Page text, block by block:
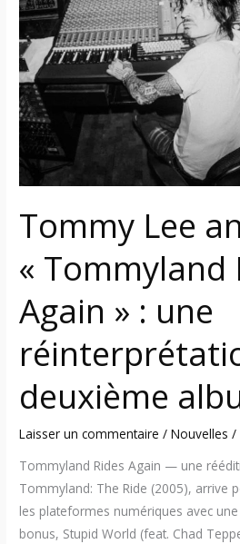
Tommy Lee
« Tommyland
Again » : une
deuxième
Laisser un commentaire /Nouvelles /
Tommyland Rides Again — une
Tommyland: The Ride (2005), arrive
les plateformes numériques avec
bonus, Stupid World (feat. Chad
annonce
« Tommyland
Rides
Again »
:
une
réinterprétation
de
son
deuxième
album